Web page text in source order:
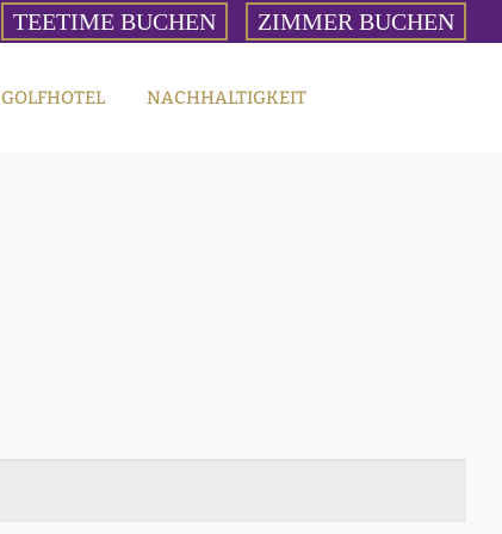
TEETIME BUCHEN ZIMMER BUCHEN
GOLFHOTEL NACHHALTIGKEIT